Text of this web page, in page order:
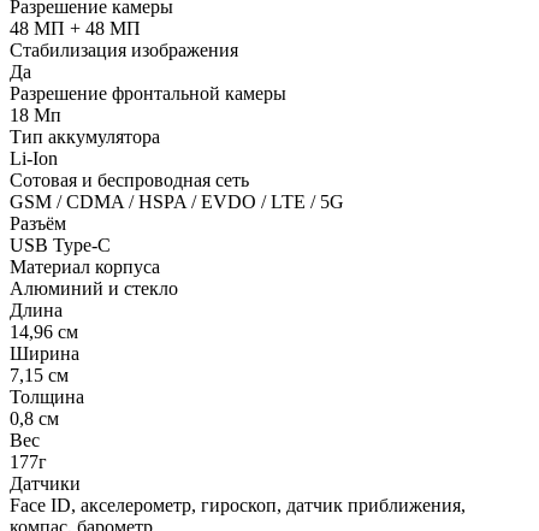
Разрешение камеры
48 МП + 48 МП
Стабилизация изображения
Да
Разрешение фронтальной камеры
18 Мп
Тип аккумулятора
Li-Ion
Сотовая и беспроводная сеть
GSM / CDMA / HSPA / EVDO / LTE / 5G
Разъём
USB Type-C
Материал корпуса
Алюминий и стекло
Длина
14,96 см
Ширина
7,15 см
Толщина
0,8 см
Вес
177г
Датчики
Face ID, акселерометр, гироскоп, датчик приближения,
компас, барометр